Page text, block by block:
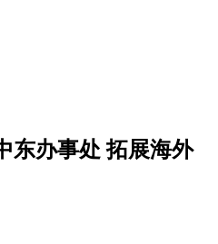
东办事处 拓展海外